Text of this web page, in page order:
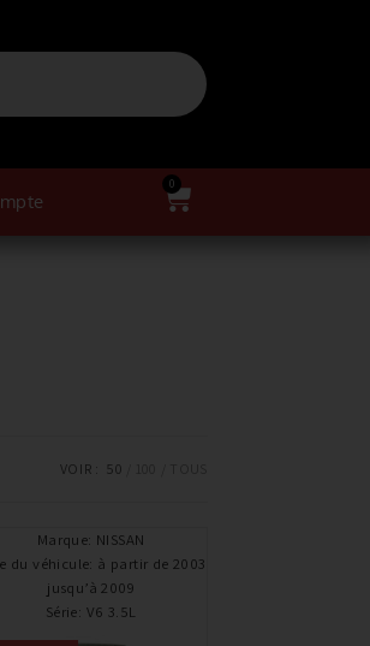
0
VOIR : 50
Marque: NISSAN
du véhicule: à partir de 2003 /
jusqu’à 2009
Série: V6 3.5L